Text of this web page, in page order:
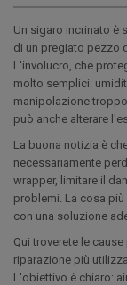
Un sigaro incrinato è
di un pregiato pezzo
L'involucro, che
molto semplici:
manipolazione
può anche alterare
La buona notizia è
necessariamente
wrapper, limitare il
problemi. La cosa
con una soluzione
Qui troverete le
riparazione più
L'obiettivo è chiaro: